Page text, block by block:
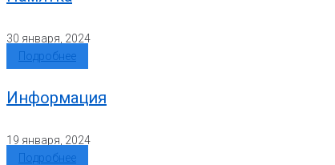
30 января, 2024
Подробнее
Информация
19 января, 2024
Подробнее